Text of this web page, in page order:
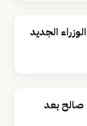
الجديد
صالح بعد